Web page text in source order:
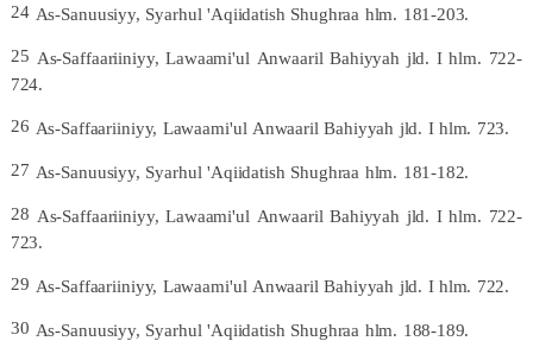
24 As-Sanuusiyy, Syarhul 'Aqiidatish Shughraa hlm. 181-203.
25 As-Saffaariiniyy, Lawaami'ul Anwaaril Bahiyyah jld. I hlm. 722-
724.
26 As-Saffaariiniyy, Lawaami'ul Anwaaril Bahiyyah jld. I hlm. 723.
27 As-Sanuusiyy, Syarhul 'Aqiidatish Shughraa hlm. 181-182.
28 As-Saffaariiniyy, Lawaami'ul Anwaaril Bahiyyah jld. I hlm. 722-
723.
29 As-Saffaariiniyy, Lawaami'ul Anwaaril Bahiyyah jld. I hlm. 722.
30 As-Sanuusiyy, Syarhul 'Aqiidatish Shughraa hlm. 188-189.